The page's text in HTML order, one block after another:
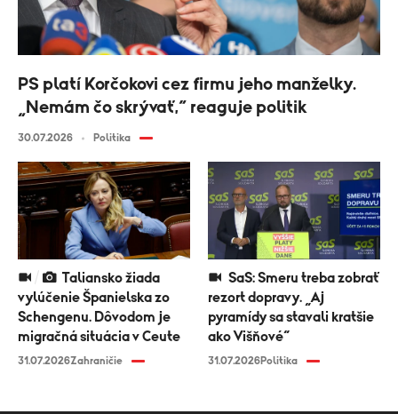
vylúčenie Španielska zo
Schengenu. Dôvodom je
migračná situácia v Ceute
31.07.2026Zahraničie
rezort dopravy. „Aj
pyramídy sa stavali kratšie
ako Višňové“
31.07.2026Politika
PS platí Korčokovi cez firmu jeho manželky.
„Nemám čo skrývať,“ reaguje politik
30.07.2026 Politika